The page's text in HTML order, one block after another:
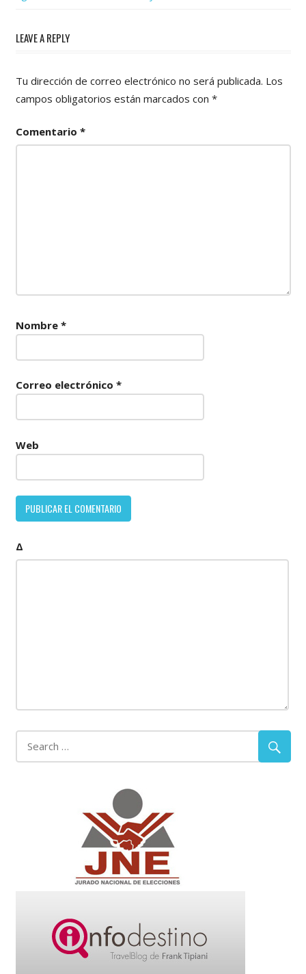
LEAVE A REPLY
Tu dirección de correo electrónico no será publicada. Los
campos obligatorios están marcados con *
Comentario *
Nombre *
Correo electrónico *
Web
Δ